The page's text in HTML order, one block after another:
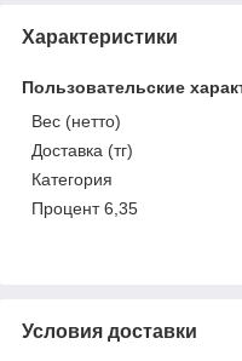
Характеристики
Пользовательские
Вес (нетто)
Доставка (тг)
Категория
Процент 6,35
Условия доставки